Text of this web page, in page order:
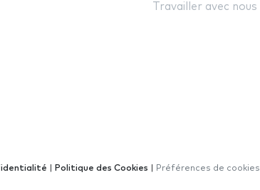
Travailler avec nous
Politique des Cookies Préférences de cookies